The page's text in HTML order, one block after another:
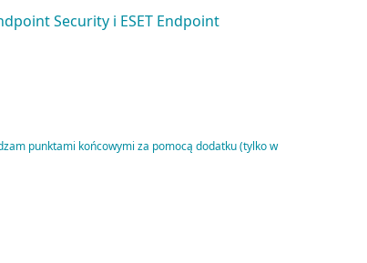
Security i ESET Endpoint
punktami końcowymi za pomocą dodatku (tylko w